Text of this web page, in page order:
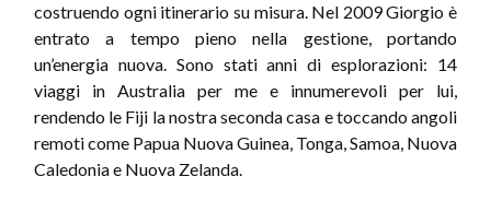
costruendo ogni itinerario su misura. Nel 2009 Giorgio è
entrato a tempo pieno nella gestione, portando
un’energia nuova. Sono stati anni di esplorazioni: 14
viaggi in Australia per me e innumerevoli per lui,
rendendo le Fiji la nostra seconda casa e toccando angoli
remoti come Papua Nuova Guinea, Tonga, Samoa, Nuova
Caledonia e Nuova Zelanda.